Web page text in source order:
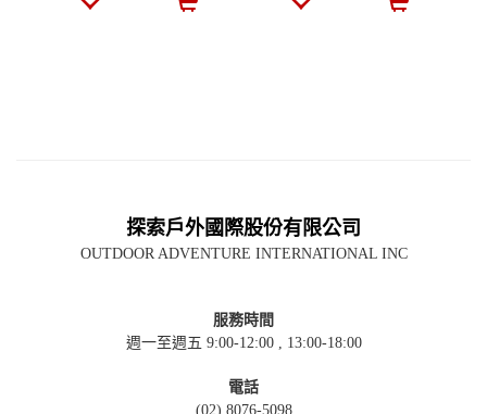
探索戶外國際股份有限公司
OUTDOOR ADVENTURE INTERNATIONAL INC
服務時間
週一至週五 9:00-12:00 , 13:00-18:00
電話
(02) 8076-5098